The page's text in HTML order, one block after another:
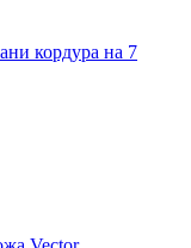
кордура на 7